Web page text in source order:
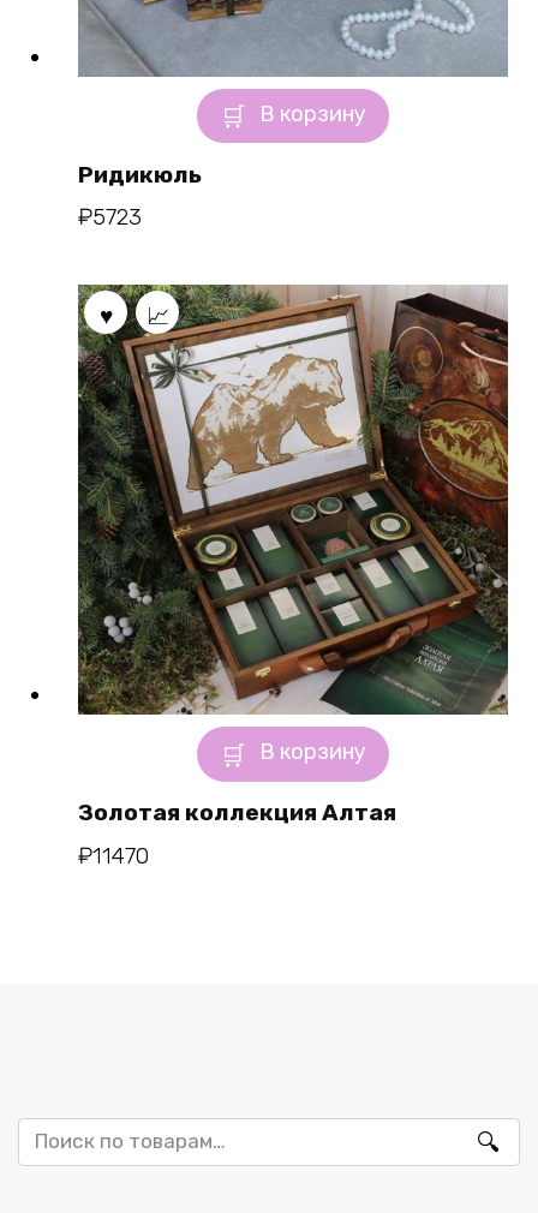
В корзину
Ридикюль
₽5723
В корзину
Золотая коллекция Алтая
₽11470
Искать: